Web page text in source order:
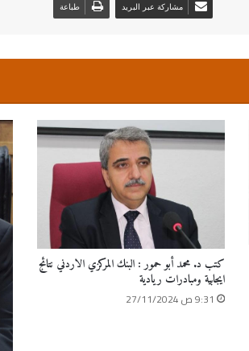
مشاركة عبر البريد طباعة
كتب د. محمد أبو حمور : البنك المركزي الاردني نتائج
ايجابية ومبادرات ريادية
9:31 ص 27/11/2024